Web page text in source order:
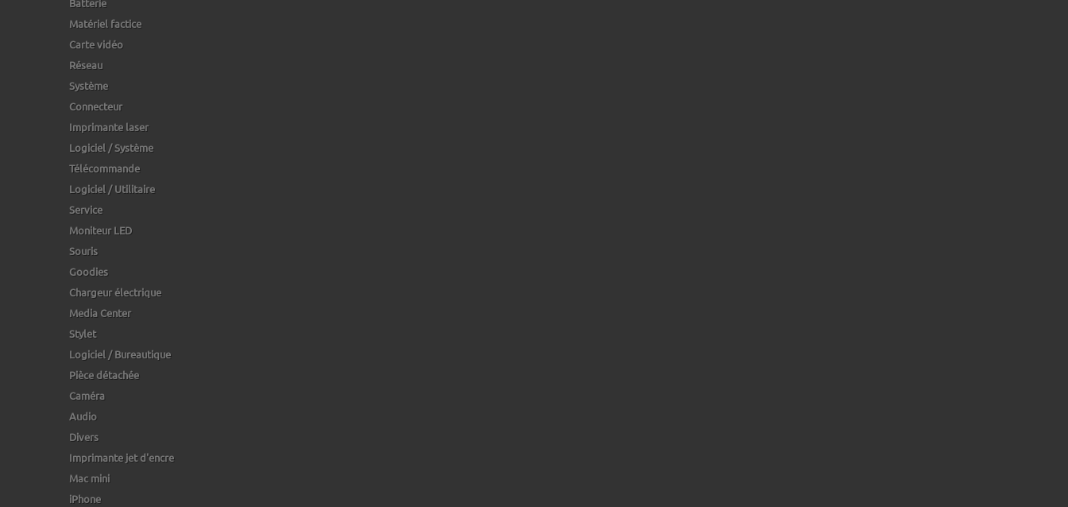
Batterie
Matériel factice
Carte vidéo
Réseau
Système
Connecteur
Imprimante laser
Logiciel / Système
Télécommande
Logiciel / Utilitaire
Service
Moniteur LED
Souris
Goodies
Chargeur électrique
Media Center
Stylet
Logiciel / Bureautique
Pièce détachée
Caméra
Audio
Divers
Imprimante jet d'encre
Mac mini
iPhone